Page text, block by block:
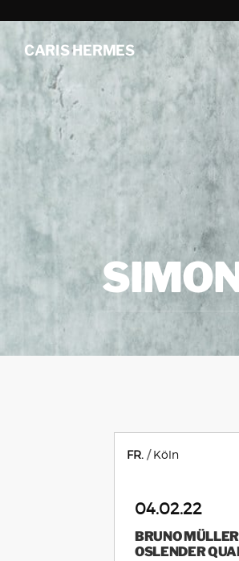
CARIS HERMES
FR. Köln
04.02.22
BRUNO
OSLENDER